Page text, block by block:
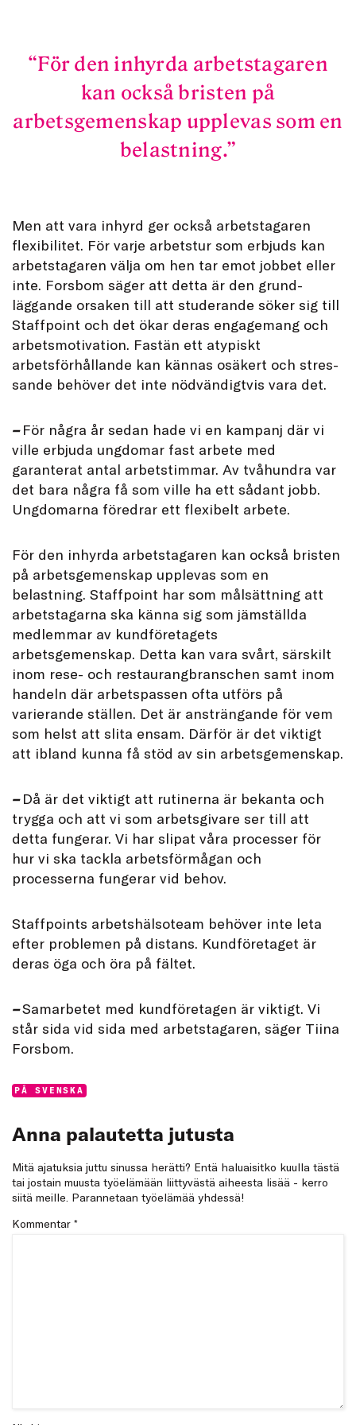
För den inhyrda arbetstagaren
kan också bristen på
arbetsgemenskap upplevas som en
belastning.
Men att vara inhyrd ger också arbetstagaren
flexibilitet. För varje arbetstur som erbjuds kan
arbetstagaren välja om hen tar emot jobbet eller
inte. Forsbom säger att detta är den grund-
läggande orsaken till att studerande söker sig till
Staffpoint och det ökar deras engagemang och
arbetsmotivation. Fastän ett atypiskt
arbetsförhållande kan kännas osäkert och stres-
sande behöver det inte nödvändigtvis vara det.
–För några år sedan hade vi en kampanj där vi
ville erbjuda ungdomar fast arbete med
garanterat antal arbetstimmar. Av tvåhundra var
det bara några få som ville ha ett sådant jobb.
Ungdomarna föredrar ett flexibelt arbete.
För den inhyrda arbetstagaren kan också bristen
på arbetsgemenskap upplevas som en
belastning. Staffpoint har som målsättning att
arbetstagarna ska känna sig som jämställda
medlemmar av kundföretagets
arbetsgemenskap. Detta kan vara svårt, särskilt
inom rese- och restaurangbranschen samt inom
handeln där arbetspassen ofta utförs på
varierande ställen. Det är ansträngande för vem
som helst att slita ensam. Därför är det viktigt
att ibland kunna få stöd av sin arbetsgemenskap.
–Då är det viktigt att rutinerna är bekanta och
trygga och att vi som arbetsgivare ser till att
detta fungerar. Vi har slipat våra processer för
hur vi ska tackla arbetsförmågan och
processerna fungerar vid behov.
Staffpoints arbetshälsoteam behöver inte leta
efter problemen på distans. Kundföretaget är
deras öga och öra på fältet.
–Samarbetet med kundföretagen är viktigt. Vi
står sida vid sida med arbetstagaren, säger Tiina
Forsbom.
Categories:
PÅ SVENSKA
Anna palautetta jutusta
Mitä ajatuksia juttu sinussa herätti? Entä haluaisitko kuulla tästä
tai jostain muusta työelämään liittyvästä aiheesta lisää - kerro
siitä meille. Parannetaan työelämää yhdessä!
Kommentar *